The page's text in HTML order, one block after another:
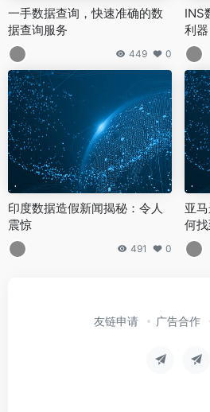
一手数据查询，快速准确的数
据查询服务
449 0
INS
利器
印度数据造假新闻揭秘：令人
震惊
491 0
亚
何
友链申请 广告合作